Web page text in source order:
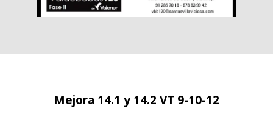
Mejora 14.1 y 14.2 VT 9-10-12